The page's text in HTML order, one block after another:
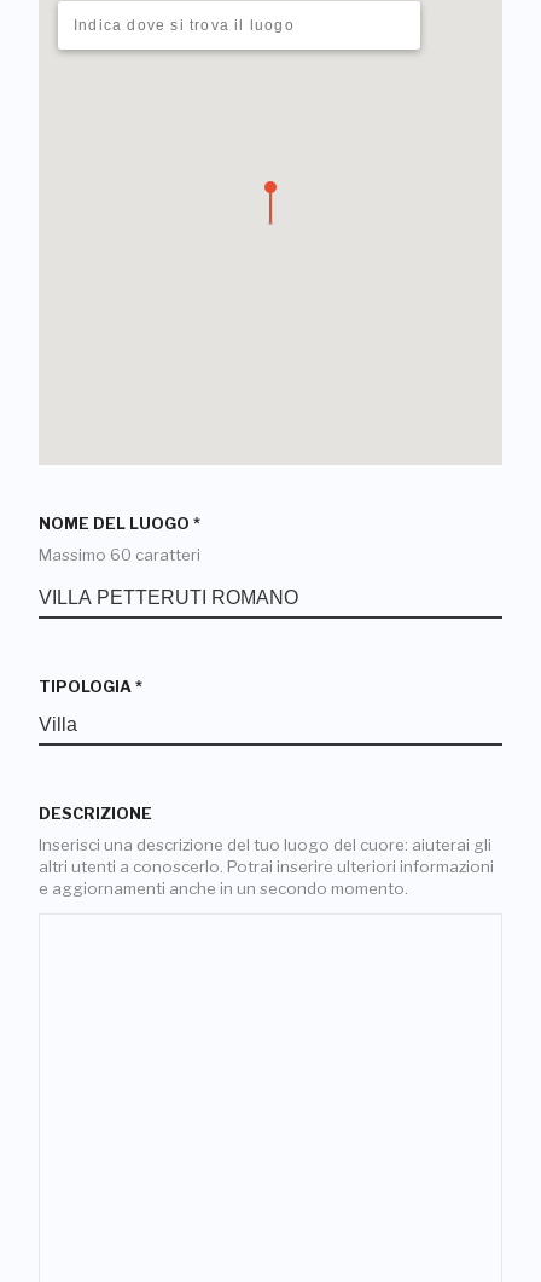
NOME DEL LUOGO *
Massimo 60 caratteri
TIPOLOGIA *
DESCRIZIONE
Inserisci una descrizione del tuo luogo del cuore: aiuterai gli
altri utenti a conoscerlo. Potrai inserire ulteriori informazioni
e aggiornamenti anche in un secondo momento.